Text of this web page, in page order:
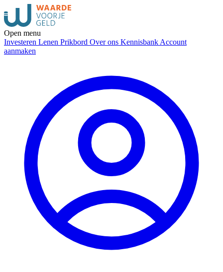
Open menu
Investeren Lenen Prikbord Over ons Kennisbank Account
aanmaken